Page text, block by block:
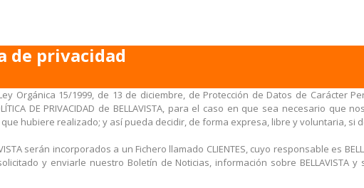
de privacidad
Orgánica 15/1999, de 13 de diciembre, de Protección de Datos de Carácter
DE PRIVACIDAD de BELLAVISTA, para el caso en que sea necesario
hubiere realizado; y así pueda decidir, de forma expresa, libre y voluntaria, si
serán incorporados a un Fichero llamado CLIENTES, cuyo responsable es
y enviarle nuestro Boletín de Noticias, información sobre BELLAVISTA